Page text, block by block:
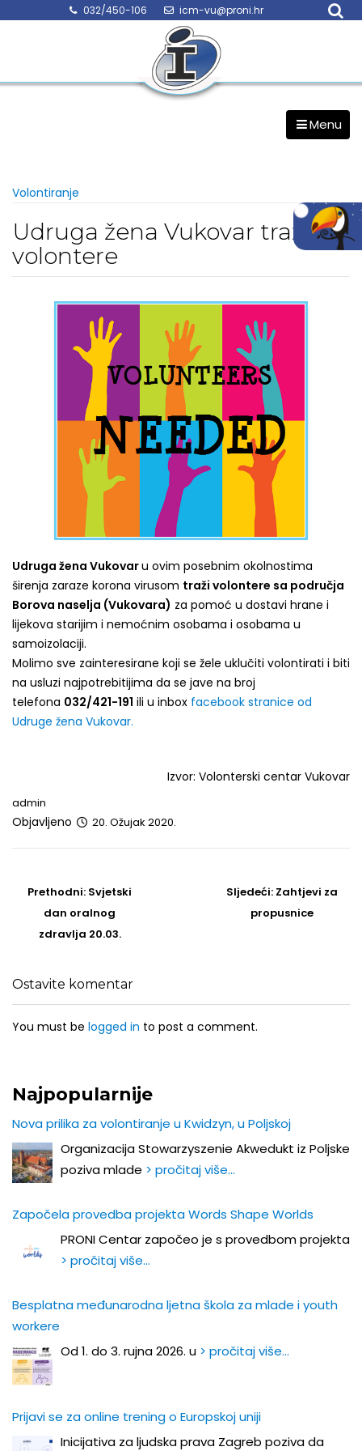
032/450-106 icm-vu@proni.hr
Menu
Volontiranje
Udruga žena Vukovar traži
volontere
Udruga žena Vukovaru ovim posebnim okolnostima
širenja zaraze korona virusom traži volontere sa područja
Borova naselja (Vukovara) za pomoć u dostavi hrane i
lijekova starijim i nemoćnim osobama i osobama u
samoizolaciji.
Molimo sve zainteresirane koji se žele uklučiti volontirati i biti
na usluzi najpotrebitijima da se jave na broj
telefona 032/421-191 ili u inbox facebook stranice od
Udruge žena Vukovar.
Izvor: Volonterski centar Vukovar
admin
Objavljeno 20. Ožujak 2020.
navigation
Prethodni: Prethodni
post
Svjetski
dan oralnog
zdravlja 20.03.
Sljedeći: Sljedeći
Post
Zahtjevi za
propusnice
Ostavite komentar
You must be logged in to post a comment.
Najpopularnije
Nova prilika za volontiranje u Kwidzyn, u Poljskoj
Organizacija Stowarzyszenie Akwedukt iz Poljske
poziva mlade > pročitaj više…
Započela provedba projekta Words Shape Worlds
PRONI Centar započeo je s provedbom projekta
> pročitaj više…
Besplatna međunarodna ljetna škola za mlade i youth
workere
Od 1. do 3. rujna 2026. u > pročitaj više…
Prijavi se za online trening o Europskoj uniji
Inicijativa za ljudska prava Zagreb poziva da